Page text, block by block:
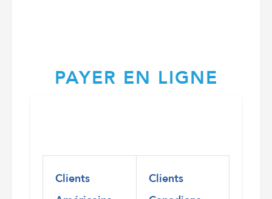
PAYER EN LIGNE
Clients
Clients